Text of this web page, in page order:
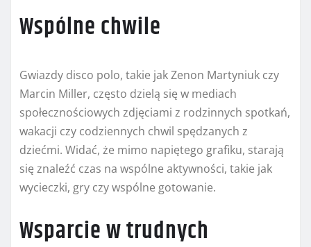
Wspólne chwile
Gwiazdy disco polo, takie jak Zenon Martyniuk czy
Marcin Miller, często dzielą się w mediach
społecznościowych zdjęciami z rodzinnych spotkań,
wakacji czy codziennych chwil spędzanych z
dziećmi. Widać, że mimo napiętego grafiku, starają
się znaleźć czas na wspólne aktywności, takie jak
wycieczki, gry czy wspólne gotowanie.
Wsparcie w trudnych